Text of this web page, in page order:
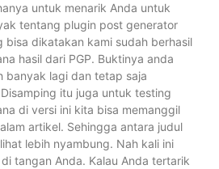
untuk menarik Anda untuk
tentang plugin post generator
bisa dikatakan kami sudah berhasil
hasil dari PGP. Buktinya anda
banyak lagi dan tetap saja
itu juga untuk testing
di versi ini kita bisa memanggil
artikel. Sehingga antara judul
lebih nyambung. Nah kali ini
tangan Anda. Kalau Anda tertarik